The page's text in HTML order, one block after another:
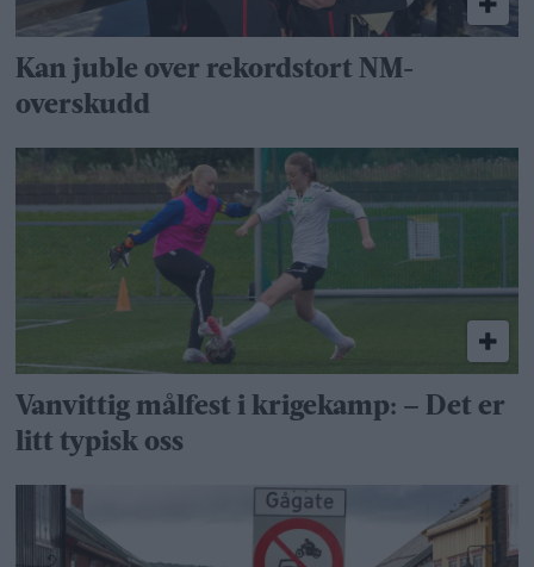
Kan juble over rekordstort NM-
overskudd
Vanvittig målfest i krigekamp: – Det er
litt typisk oss